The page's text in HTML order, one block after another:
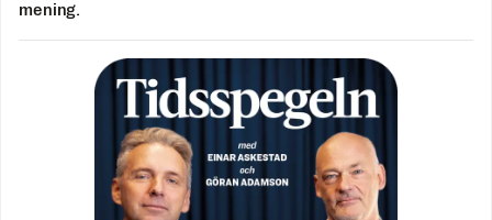
mening.